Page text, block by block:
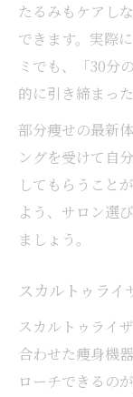
たるみもケアし
できます。実際
ミでも、「30分
的に引き締まっ
部分痩せの最新
ングを受けて自
してもらうこと
よう、サロン選
ましょう。
スカルトゥライ
スカルトゥライ
合わせた痩身機
ローチできるの